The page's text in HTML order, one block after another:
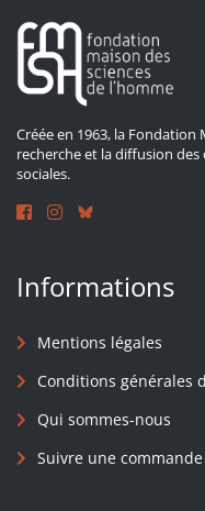
Créée en 1963, la
recherche et la diffusion des
sociales.
Informations
Mentions légales
Conditions générales
Qui sommes-nous
Suivre une commande